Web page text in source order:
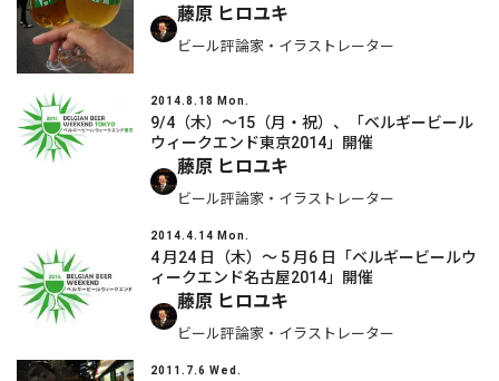
藤原 ヒロユキ
ビール評論家・イラストレーター
2014.8.18 Mon.
9/4（木）～15（月・祝）、「ベルギービール
ウィークエンド東京2014」開催
藤原 ヒロユキ
ビール評論家・イラストレーター
2014.4.14 Mon.
4 月24 日（木）～ 5 月6 日「ベルギービールウ
ィークエンド名古屋2014」開催
藤原 ヒロユキ
ビール評論家・イラストレーター
2011.7.6 Wed.